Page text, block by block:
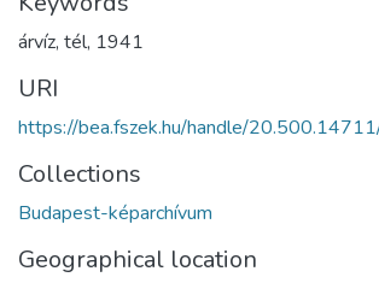
árvíz, tél, 1941
URI
https://bea.fszek.hu/handle/
Collections
Budapest-képarchívum
Geographical location